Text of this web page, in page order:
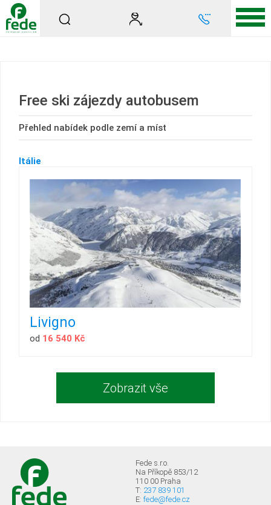
Free ski zájezdy autobusem
Přehled nabídek podle zemí a míst
Itálie
Livigno
od 16 540 Kč
Zobrazit vše
Fede s.r.o.
Na Příkopě 853/12
110 00 Praha
T: 237 839 101
E: fede@fede.cz